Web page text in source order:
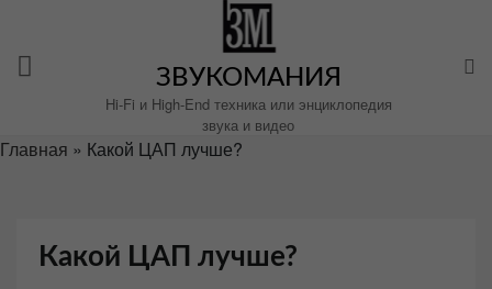
содержимому
ЗВУКОМАНИЯ
Hi-Fi и High-End техника или энциклопедия
звука и видео
Главная » Какой ЦАП лучше?
Какой ЦАП лучше?